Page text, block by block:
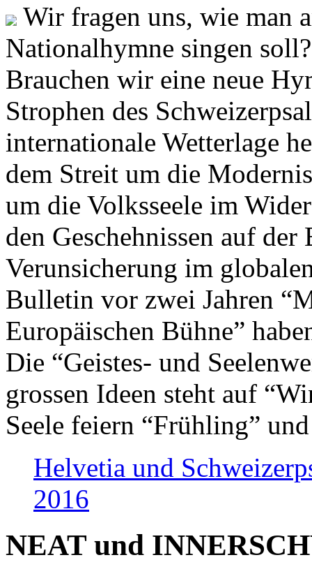
Wir fragen uns, wie man
Nationalhymne singen
Brauchen wir eine neue
Strophen des
internationale Wetterlage
dem Streit um die
um die Volksseele im
den Geschehnissen auf
Verunsicherung im
Bulletin vor zwei Jahren
Europäischen Bühne”
Die “Geistes- und
grossen Ideen steht auf
Seele feiern “Frühling”
Helvetia und
2016
NEAT und